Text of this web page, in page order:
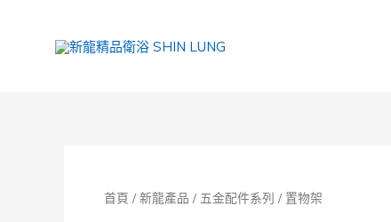
首頁 / 新龍產品 / 五金配件系列 / 置物架